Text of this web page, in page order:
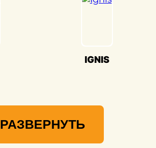
IGNIS
РАЗВЕРНУТЬ